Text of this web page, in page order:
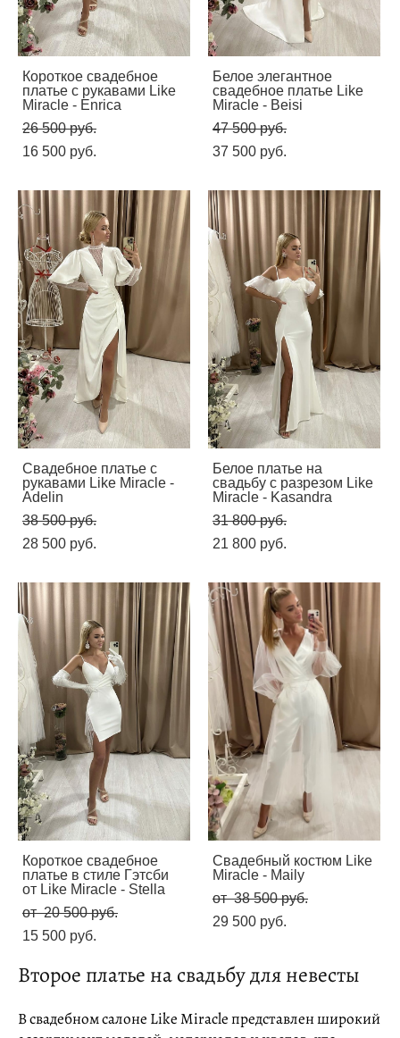
Короткое свадебное
платье с рукавами Like
Miracle - Enrica
26 500 pуб.
16 500 pуб.
Белое элегантное
свадебное платье Like
Miracle - Beisi
47 500 pуб.
37 500 pуб.
Свадебное платье с
рукавами Like Miracle -
Adelin
38 500 pуб.
28 500 pуб.
Белое платье на
свадьбу с разрезом Like
Miracle - Kasandra
31 800 pуб.
21 800 pуб.
Короткое свадебное
платье в стиле Гэтсби
от Like Miracle - Stella
от 20 500 pуб.
15 500 pуб.
Свадебный костюм Like
Miracle - Maily
от 38 500 pуб.
29 500 pуб.
Второе платье на свадьбу для невесты
В свадебном салоне Like Miracle представлен широкий